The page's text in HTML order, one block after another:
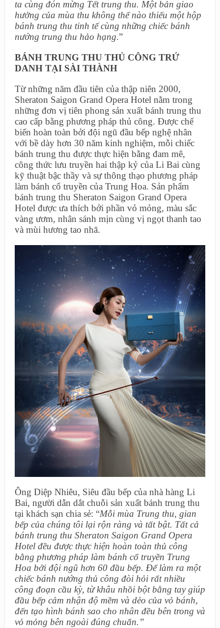
ta cùng đón mừng Tết trung thu. Một bản giao
hưởng của mùa thu không thể nào thiếu một hộp
bánh trung thu tinh tế cùng những chiếc bánh
nướng trung thu hảo hạng.”
BÁNH TRUNG THU THỦ CÔNG TRỨ
DANH TẠI SÀI THÀNH
Từ những năm đầu tiên của thập niên 2000,
Sheraton Saigon Grand Opera Hotel nằm trong
những đơn vị tiên phong sản xuất bánh trung thu
cao cấp bằng phương pháp thủ công. Được chế
biến hoàn toàn bởi đội ngũ đầu bếp nghệ nhân
với bề dày hơn 30 năm kinh nghiệm, mỗi chiếc
bánh trung thu được thực hiện bằng đam mê,
công thức lưu truyền hai thập kỷ của Li Bai cùng
kỹ thuật bậc thầy và sự thông thạo phương pháp
làm bánh cổ truyền của Trung Hoa. Sản phẩm
bánh trung thu Sheraton Saigon Grand Opera
Hotel được ưa thích bởi phần vỏ mỏng, màu sắc
vàng ươm, nhân sánh mịn cùng vị ngọt thanh tao
và mùi hương tao nhã.
Ông Diệp Nhiêu, Siêu đầu bếp của nhà hàng Li
Bai, người dẫn dắt chuỗi sản xuất bánh trung thu
tại khách sạn chia sẻ: “Mỗi mùa Trung thu, gian
bếp của chúng tôi lại rộn ràng và tất bật. Tất cả
bánh trung thu Sheraton Saigon Grand Opera
Hotel đều được thực hiện hoàn toàn thủ công
bằng phương pháp làm bánh cổ truyền Trung
Hoa bởi đội ngũ hơn 60 đầu bếp. Để làm ra một
chiếc bánh nướng thủ công đòi hỏi rất nhiều
công đoạn cầu kỳ, từ khâu nhồi bột bằng tay giúp
đầu bếp cảm nhận độ mềm và dẻo của vỏ bánh,
đến tạo hình bánh sao cho nhân đều bên trong và
vỏ mỏng bên ngoài đúng chuẩn.”